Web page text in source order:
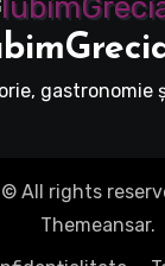
gastronomie
All rights
Themeansar.